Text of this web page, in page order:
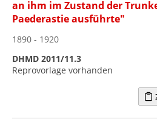
an ihm im Zustand der
Paederastie ausführte"
1890 - 1920
DHMD 2011/11.3
Reprovorlage vorhanden